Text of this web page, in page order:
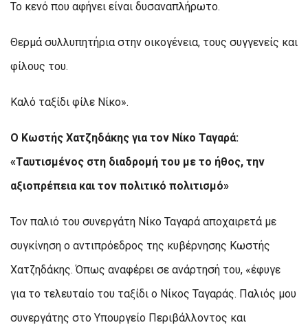
Το κενό που αφήνει είναι δυσαναπλήρωτο.
Θερμά συλλυπητήρια στην οικογένεια, τους συγγενείς και
φίλους του.
Καλό ταξίδι φίλε Νίκο».
Ο Κωστής Χατζηδάκης για τον Νίκο Ταγαρά:
«Ταυτισμένος στη διαδρομή του με το ήθος, την
αξιοπρέπεια και τον πολιτικό πολιτισμό»
Τον παλιό του συνεργάτη Νίκο Ταγαρά αποχαιρετά με
συγκίνηση ο αντιπρόεδρος της κυβέρνησης Κωστής
Χατζηδάκης. Όπως αναφέρει σε ανάρτησή του, «έφυγε
για το τελευταίο του ταξίδι ο Νίκος Ταγαράς. Παλιός μου
συνεργάτης στο Υπουργείο Περιβάλλοντος και